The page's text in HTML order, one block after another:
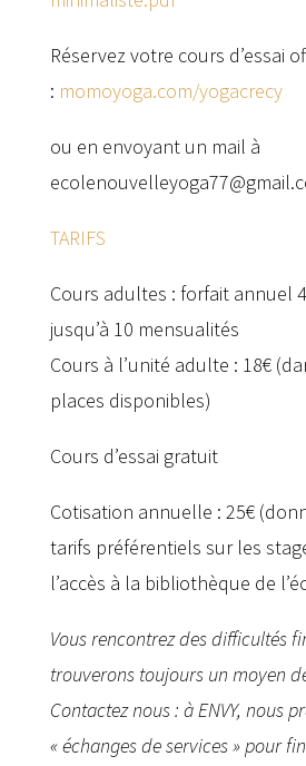
Réservez votre cours d’essai
: momoyoga.com/yogacrecy
ou en envoyant un mail à
TARIFS
Cours adultes : forfait annuel
jusqu’à 10 mensualités
Cours à l’unité adulte : 18€
places disponibles)
Cours d’essai gratuit
Cotisation annuelle : 25€
tarifs préférentiels sur les
l’accès à la bibliothèque de
Vous rencontrez des difficultés
trouverons toujours un moyen
Contactez nous : à ENVY, nous
« échanges de services » pour